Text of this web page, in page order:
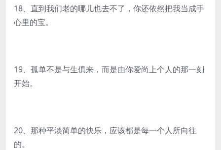
18、直到我们老的哪儿也去不了，你还依然把我当成手
心里的宝。
19、孤单不是与生俱来，而是由你爱尚上个人的那一刻
开始。
20、那种平淡简单的快乐，应该都是每一个人所向往
的。